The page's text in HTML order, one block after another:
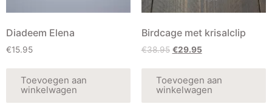
Diadeem Elena
€15.95
Toevoegen aan
winkelwagen
Birdcage met krisalclip
€38.95 €29.95
Toevoegen aan
winkelwagen